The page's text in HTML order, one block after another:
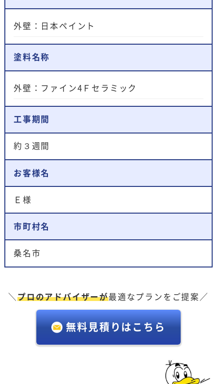
外壁：日本ペイント
塗料名称
外壁：ファイン4Ｆセラミック
工事期間
約３週間
お客様名
Ｅ様
市町村名
桑名市
＼プロのアドバイザーが最適なプランをご提案／
無料見積りはこちら